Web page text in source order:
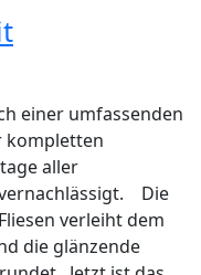
einer umfassenden
kompletten
aller
Die
verleiht dem
die glänzende